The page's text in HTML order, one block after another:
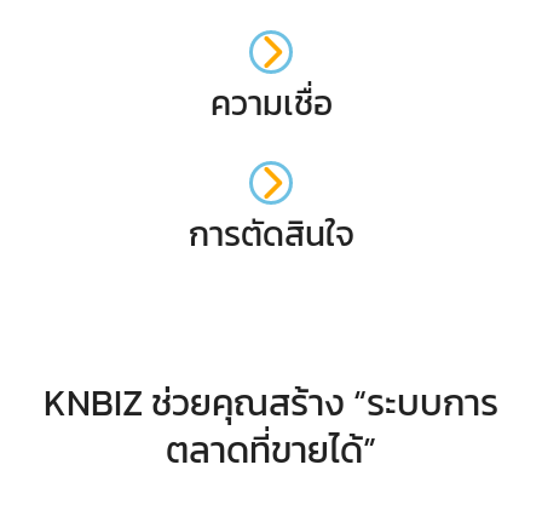
ความเชื่อ
การตัดสินใจ
KNBIZ ช่วยคุณสร้าง “ระบบการ
ตลาดที่ขายได้”